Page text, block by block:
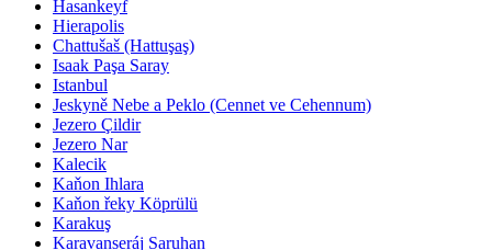
Hasankeyf
Hierapolis
Chattušaš (Hattuşaş)
Isaak Paşa Saray
Istanbul
Jeskyně Nebe a Peklo (Cennet ve Cehennum)
Jezero Çildir
Jezero Nar
Kalecik
Kaňon Ihlara
Kaňon řeky Köprülü
Karakuş
Karavanseráj Saruhan